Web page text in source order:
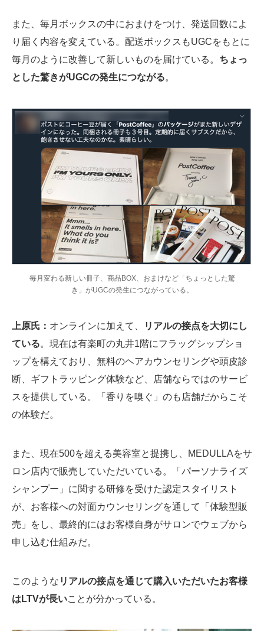
また、毎月ボックスの中におまけをつけ、発送回数によ
り届く内容を変えている。配送ボックスもUGCをもとに
毎月のように改善して新しいものを届けている。 ちょっ
とした驚きがUGCの発生につながる。
毎月変わる新しい冊子、商品BOX、おまけなど「ちょっとした驚
き」がUGCの発生につながっている。
上原氏： オンラインに加えて、
リアルの接点を大切にし
ている。現在は有楽町の丸井1階にフラッグシップショ
ップを構えており、無料のヘアカウンセリングや頭皮診
断、ギフトラッピング体験など、店舗ならではのサービ
スを提供している。「香りを嗅ぐ」のも店舗だからこそ
の体験だ。
また、現在500を超える美容室と提携し、MEDULLAをサ
ロン店内で販売していただいている。「パーソナライズ
シャンプー」に関する研修を受けた認定スタイリスト
が、お客様への対面カウンセリングを通して「体験型販
売」をし、最終的にはお客様自身がサロンでウェブから
申し込む仕組みだ。
このような リアルの接点を通じて購入いただいたお客様
はLTVが長いことが分かっている。